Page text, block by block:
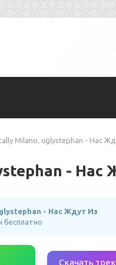
Milano, uglystephan - Нас
-
- Нас Ждут Из
бесплатно
Скачать трек